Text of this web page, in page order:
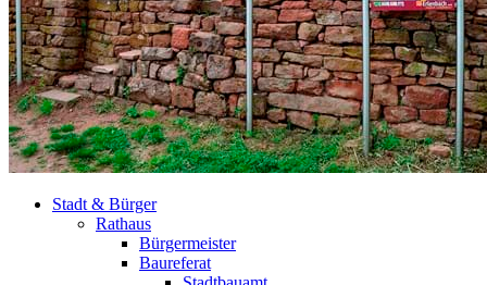
Stadt & Bürger
Rathaus
Bürgermeister
Baureferat